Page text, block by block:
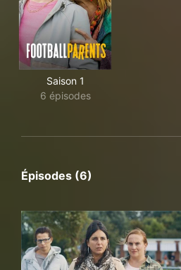
Saison 1
6 épisodes
Épisodes (6)